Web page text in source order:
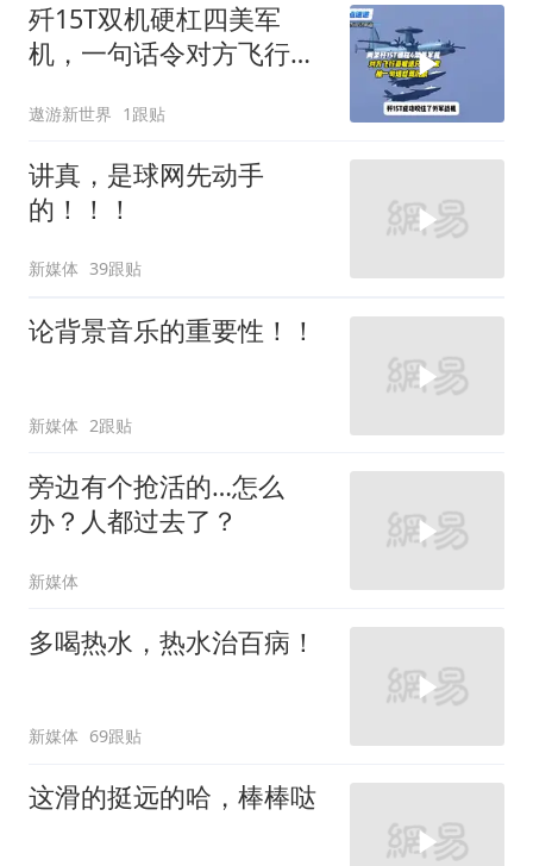
歼15T双机硬杠四美军
机，一句话令对方飞行员
遨游新世界 1跟贴
讲真，是球网先动手
的！！！
新媒体 39跟贴
论背景音乐的重要性！！
新媒体 2跟贴
旁边有个抢活的…怎么
办？人都过去了？
新媒体
多喝热水，热水治百病！
新媒体 69跟贴
这滑的挺远的哈，棒棒哒